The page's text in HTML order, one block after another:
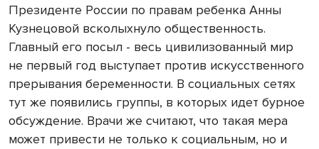
Президенте России по правам ребенка Анны
Кузнецовой всколыхнуло общественность.
Главный его посыл - весь цивилизованный мир
не первый год выступает против искусственного
прерывания беременности. В социальных сетях
тут же появились группы, в которых идет бурное
обсуждение. Врачи же считают, что такая мера
может привести не только к социальным, но и